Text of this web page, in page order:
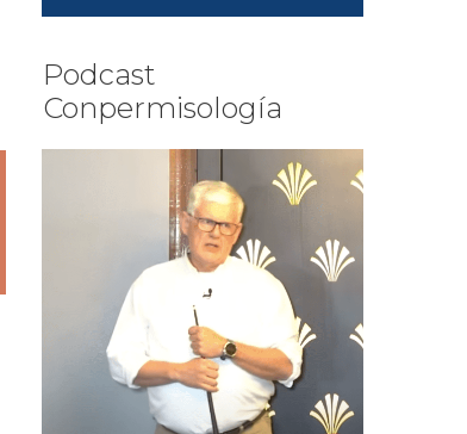
Podcast
Conpermisología